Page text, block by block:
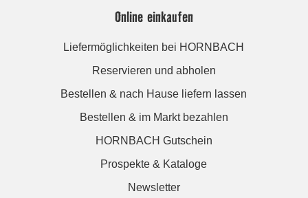
Online einkaufen
Liefermöglichkeiten bei HORNBACH
Reservieren und abholen
Bestellen & nach Hause liefern lassen
Bestellen & im Markt bezahlen
HORNBACH Gutschein
Prospekte & Kataloge
Newsletter